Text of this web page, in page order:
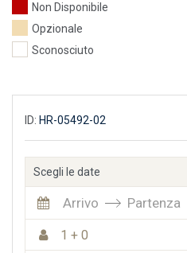
Non Disponibile
Opzionale
Sconosciuto
ID: HR-05492-02
Scegli le date
Arrivo Partenza
1 + 0